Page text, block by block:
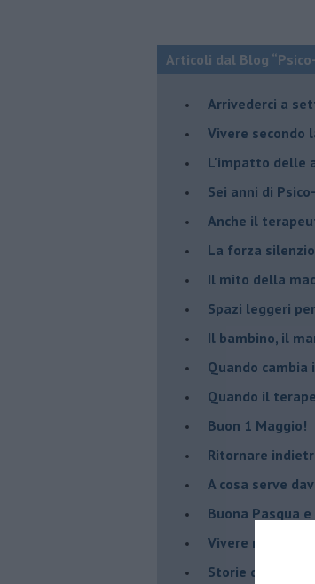
Articoli dal Blog
​Arrivederci a
​Vivere secondo
​L'impatto delle
Sei anni di
​Anche il
​La forza
​Il mito della
Spazi leggeri
Il bambino, il
​Quando cambia
​Quando il
​Buon 1 Maggio!
Ritornare
​A cosa serve
​Buona Pasqua
​Vivere
​Storie di